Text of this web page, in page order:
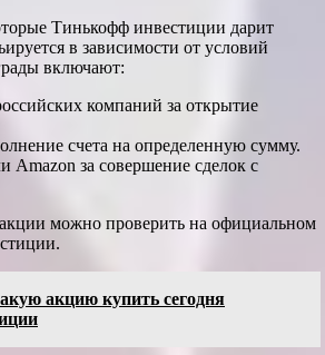
Тинькофф инвестиции дарит
в зависимости от условий
включают:
компаний за открытие
счета на определенную сумму.
Amazon за совершение сделок с
можно проверить на официальном
акцию купить сегодня